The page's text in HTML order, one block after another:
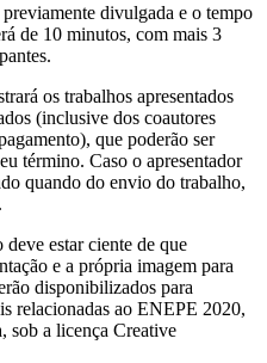
divulgada e o tempo
de 10 minutos, com mais 3
os trabalhos apresentados
(inclusive dos coautores
que poderão ser
término. Caso o apresentador
quando do envio do trabalho,
estar ciente de que
e a própria imagem para
disponibilizados para
relacionadas ao ENEPE 2020,
sob a licença Creative